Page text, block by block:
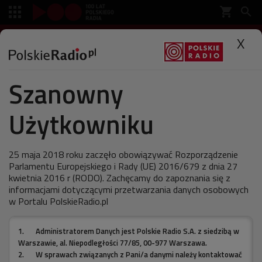
 X
Szanowny
Użytkowniku
25 maja 2018 roku zaczęło obowiązywać Rozporządzenie
Parlamentu Europejskiego i Rady (UE) 2016/679 z dnia 27
kwietnia 2016 r (RODO). Zachęcamy do zapoznania się z
informacjami dotyczącymi przetwarzania danych osobowych
w Portalu PolskieRadio.pl
1.
Administratorem Danych jest Polskie Radio S.A. z siedzibą w
Warszawie, al. Niepodległości 77/85, 00-977 Warszawa.
2.
W sprawach związanych z Pani/a danymi należy kontaktować
Antena
Polscy punkowcy grają
Zygmunta Baumana!
ostatnia aktualizacja:
"Paxil" - tytuł drugiego krążka warszawskiej grupy -